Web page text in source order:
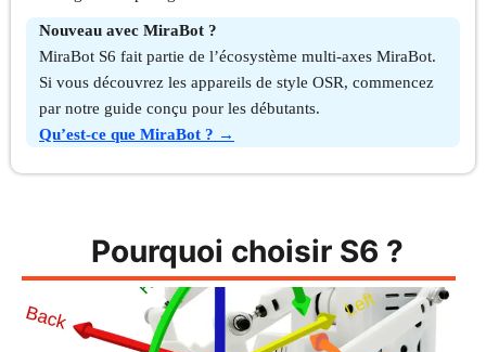
Nouveau avec MiraBot ?
MiraBot S6 fait partie de l’écosystème multi-axes MiraBot.
Si vous découvrez les appareils de style OSR, commencez
par notre guide conçu pour les débutants.
Qu’est-ce que MiraBot ? →
Pourquoi choisir S6 ?